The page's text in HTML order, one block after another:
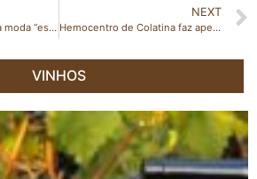
Folletto destaca que a moda “está no DNA de Colatina” em podcast de Wesley Sathler no ES Fashion
NEXT
Hemocentro de Colatina faz apelo por doações de sangue
VINHOS